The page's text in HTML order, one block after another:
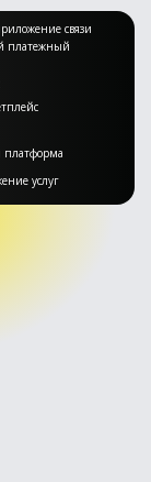
связи
платежный
платформа
услуг